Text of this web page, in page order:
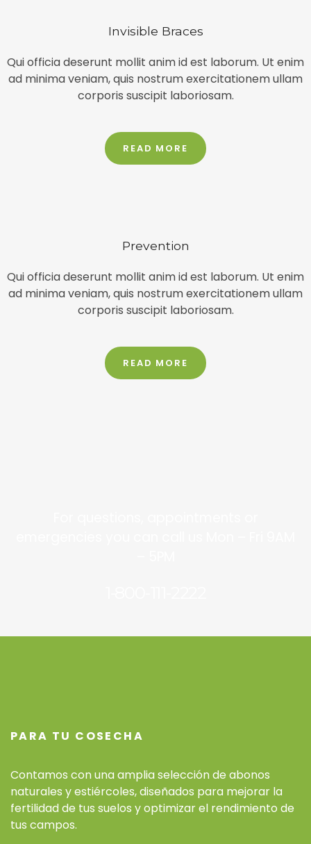
Invisible Braces
Qui officia deserunt mollit anim id est laborum. Ut enim
ad minima veniam, quis nostrum exercitationem ullam
corporis suscipit laboriosam.​
READ MORE
Prevention
Qui officia deserunt mollit anim id est laborum. Ut enim
ad minima veniam, quis nostrum exercitationem ullam
corporis suscipit laboriosam.​
READ MORE
PARA TU COSECHA
Contamos con una amplia selección de abonos
naturales y estiércoles, diseñados para mejorar la
fertilidad de tus suelos y optimizar el rendimiento de
tus campos.